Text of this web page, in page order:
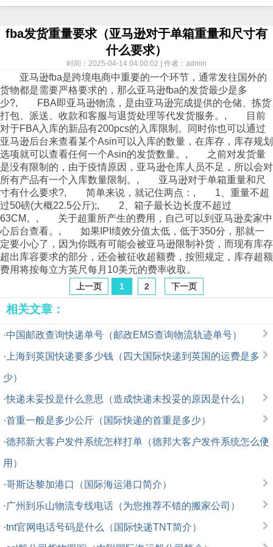
fba发货重量要求（亚马逊对于单箱重量和尺寸有
什么要求）
时间：2025-04-14 04:00:02 | 作者：admin
亚马逊fba是跨境电商中重要的一个环节，通常发往国外的
货物都是需要严格要求的，那么亚马逊fba的发货最少是多
少?, FBA即亚马逊物流 ，是由亚马逊完成提供的仓储、拣货
打包、派送、收款和客服与退货处理等代发货服务。, 目前
对于FBA入库的新品有200pcs的入库限制。同时你也可以通过
亚马逊后台来查看某个Asin可以入库的数量，在库存，库存规划
选项就可以查看任何一个Asin的发货数量。, 之前对发货量
是没有限制的，由于疫情原因，亚马逊仓库人员不足，所以会对
所有产品有一个入库数量限制。, 亚马逊对于单箱重量和尺
寸有什么要求?, 简单来说，就记住两点：, 1、重量不超
过50磅(大概22.5公斤);, 2、箱子最长边长度不超过
63CM。, 关于超重所产生的费用，自己可以到亚马逊卖家中
心后台查看。, 如果IPI绩效分值太低，低于350分，那就一
定要小心了，因为你既有可能会被亚马逊限制补货，而现有库存
超出库容要求的部分，还会被征收超额费，按照规定，库存超额
费用将按每立方英尺每月10美元的费率收取。
上一页 1 2 下一页
相关文章：
·中国邮政查询快递单号（邮政EMS查询物流轨迹单号）
· 上海到英国快递要多少钱（四大国际快递到英国的运费是多
少）
·快递未妥投是什么意思（造成快递未投妥的原因是什么）
·首重一般是多少公斤（国际快递的首重是多少）
·德邦新大客户发件系统怎样打单（德邦大客户发件系统怎么使
用）
·哥斯达黎加港口（国际海运港口简介）
·广州到乐山物流专线电话（为您推荐不错的搬家公司）
·tnt官网电话号码是什么（国际快递TNT简介）